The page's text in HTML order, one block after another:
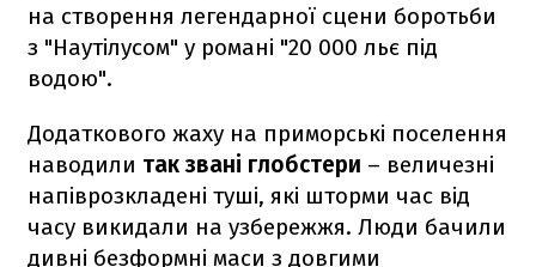
на створення легендарної сцени боротьби
з "Наутілусом" у романі "20 000 льє під
водою".
Додаткового жаху на приморські поселення
наводили так звані глобстери – величезні
напіврозкладені туші, які шторми час від
часу викидали на узбережжя. Люди бачили
дивні безформні маси з довгими